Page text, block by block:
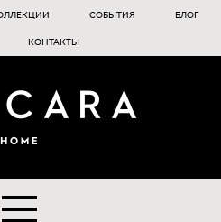
СОБЫТИЯ БЛОГ
КОНТАКТЫ